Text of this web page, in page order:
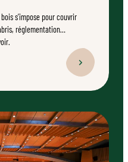
s’impose pour couvrir
réglementation…